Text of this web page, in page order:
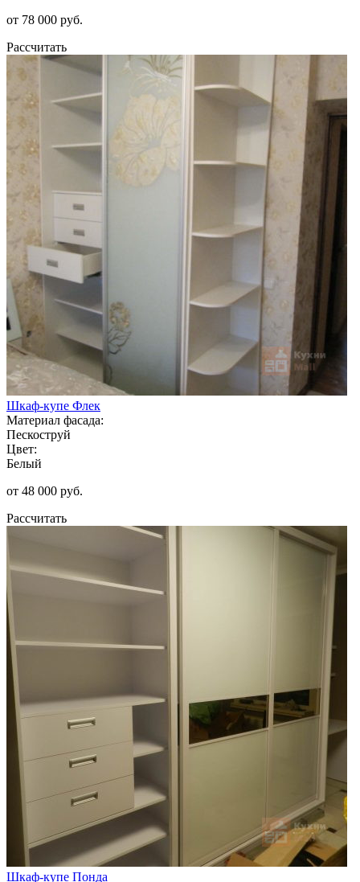
от 78 000 руб.
Рассчитать
Шкаф-купе Флек
Материал фасада:
Пескоструй
Цвет:
Белый
от 48 000 руб.
Рассчитать
Шкаф-купе Понда